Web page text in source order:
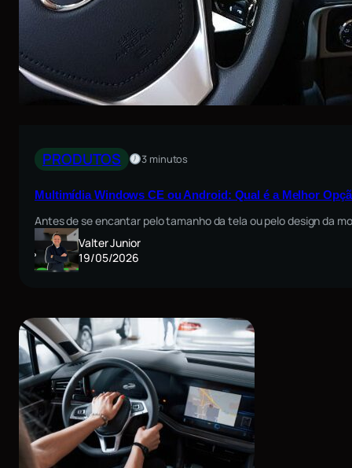
PRODUTOS 3 minutos
Multimídia Windows CE ou Android: Qual é a Melhor
Antes de se encantar pelo tamanho da tela ou pelo design da
Valter Junior
19/05/2026